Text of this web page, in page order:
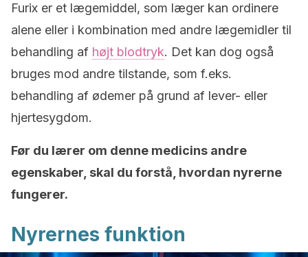
Furix er et lægemiddel, som læger kan ordinere
alene eller i kombination med andre lægemidler til
behandling af højt blodtryk. Det kan dog også
bruges mod andre tilstande, som f.eks.
behandling af ødemer på grund af lever- eller
hjertesygdom.
Før du lærer om denne medicins andre
egenskaber, skal du forstå, hvordan nyrerne
fungerer.
Nyrernes funktion